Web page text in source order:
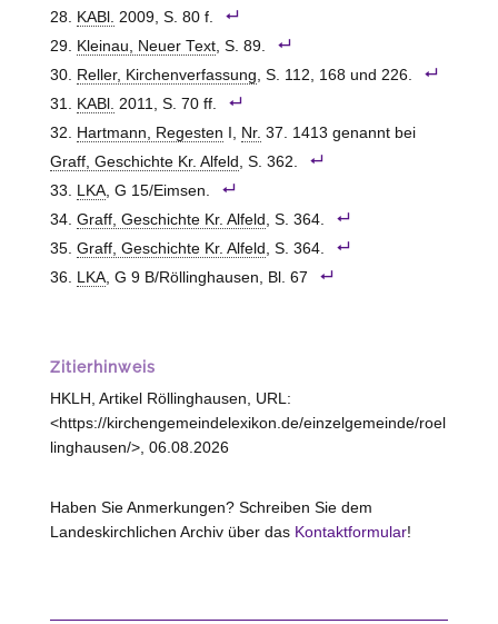
KABl. 2009, S. 80 f.
Kleinau, Neuer Text, S. 89.
Reller, Kirchenverfassung, S. 112, 168 und 226.
KABl. 2011, S. 70 ff.
Hartmann, Regesten I, Nr. 37. 1413 genannt bei
Graff, Geschichte Kr. Alfeld , S. 362.
LKA, G 15/Eimsen.
Graff, Geschichte Kr. Alfeld , S. 364.
Graff, Geschichte Kr. Alfeld , S. 364.
LKA, G 9 B/Röllinghausen, Bl. 67
Zitierhinweis
HKLH, Artikel Röllinghausen, URL:
<https://kirchengemeindelexikon.de/einzelgemeinde/roel
linghausen/>, 06.08.2026
Haben Sie Anmerkungen? Schreiben Sie dem
Landeskirchlichen Archiv über das Kontaktformular!